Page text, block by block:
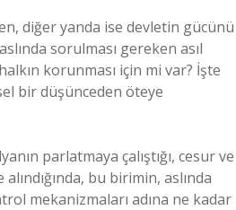
diğer yanda ise devletin gücünü
sorulması gereken asıl
korunması için mi var? İşte
bir düşünceden öteye
parlatmaya çalıştığı, cesur ve
bu birimin, aslında
mekanizmaları adına ne kadar